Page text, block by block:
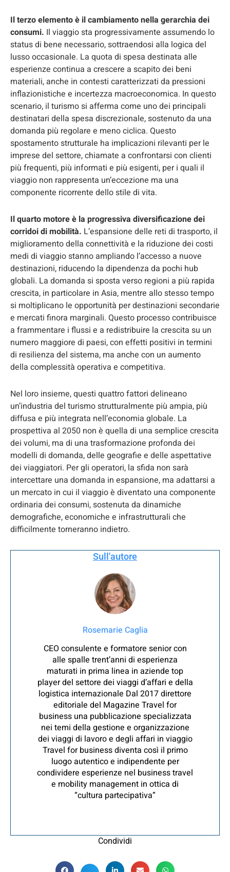
Il terzo elemento è il cambiamento nella gerarchia dei
consumi. Il viaggio sta progressivamente assumendo lo
status di bene necessario, sottraendosi alla logica del
lusso occasionale. La quota di spesa destinata alle
esperienze continua a crescere a scapito dei beni
materiali, anche in contesti caratterizzati da pressioni
inflazionistiche e incertezza macroeconomica. In questo
scenario, il turismo si afferma come uno dei principali
destinatari della spesa discrezionale, sostenuto da una
domanda più regolare e meno ciclica. Questo
spostamento strutturale ha implicazioni rilevanti per le
imprese del settore, chiamate a confrontarsi con clienti
più frequenti, più informati e più esigenti, per i quali il
viaggio non rappresenta un’eccezione ma una
componente ricorrente dello stile di vita.
Il quarto motore è la progressiva diversificazione dei
corridoi di mobilità. L’espansione delle reti di trasporto, il
miglioramento della connettività e la riduzione dei costi
medi di viaggio stanno ampliando l’accesso a nuove
destinazioni, riducendo la dipendenza da pochi hub
globali. La domanda si sposta verso regioni a più rapida
crescita, in particolare in Asia, mentre allo stesso tempo
si moltiplicano le opportunità per destinazioni secondarie
e mercati finora marginali. Questo processo contribuisce
a frammentare i flussi e a redistribuire la crescita su un
numero maggiore di paesi, con effetti positivi in termini
di resilienza del sistema, ma anche con un aumento
della complessità operativa e competitiva.
Nel loro insieme, questi quattro fattori delineano
un’industria del turismo strutturalmente più ampia, più
diffusa e più integrata nell’economia globale. La
prospettiva al 2050 non è quella di una semplice crescita
dei volumi, ma di una trasformazione profonda dei
modelli di domanda, delle geografie e delle aspettative
dei viaggiatori. Per gli operatori, la sfida non sarà
intercettare una domanda in espansione, ma adattarsi a
un mercato in cui il viaggio è diventato una componente
ordinaria dei consumi, sostenuta da dinamiche
demografiche, economiche e infrastrutturali che
difficilmente torneranno indietro.
Sull'autore
Rosemarie Caglia
CEO consulente e formatore senior con
alle spalle trent’anni di esperienza
maturati in prima linea in aziende top
player del settore dei viaggi d’affari e della
logistica internazionale Dal 2017 direttore
editoriale del Magazine Travel for
business una pubblicazione specializzata
nei temi della gestione e organizzazione
dei viaggi di lavoro e degli affari in viaggio
Travel for business diventa così il primo
luogo autentico e indipendente per
condividere esperienze nel business travel
e mobility management in ottica di
“cultura partecipativa”
Condividi